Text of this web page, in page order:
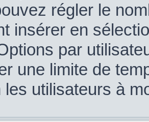
régler le
insérer en
par
une limite de
les utilisateurs à